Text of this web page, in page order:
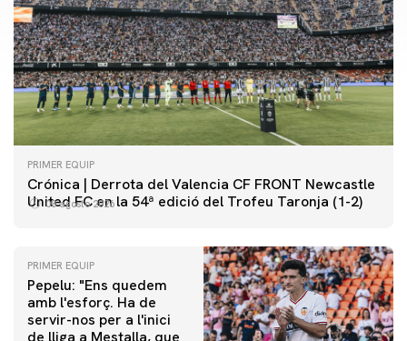
PRIMER EQUIP
Crónica | Derrota del Valencia CF FRONT Newcastle
United FC en la 54ª edició del Trofeu Taronja (1-2)
08 agosto 2026
PRIMER EQUIP
Pepelu: "Ens quedem
amb l'esforç. Ha de
servir-nos per a l'inici
de lliga a Mestalla, que
PRIMER EQUIP